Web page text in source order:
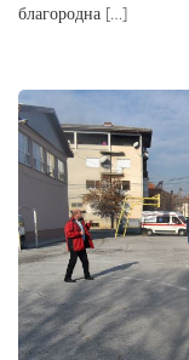
благородна […]